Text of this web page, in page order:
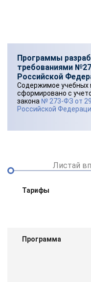
Программы
требованиями
Российской
Содержимое учебных
сформировано с
закона № 273-ФЗ от
Российской
Листай
Тарифы
Программа